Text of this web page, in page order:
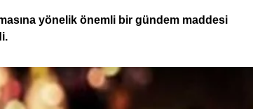
yönelik önemli bir gündem maddesi